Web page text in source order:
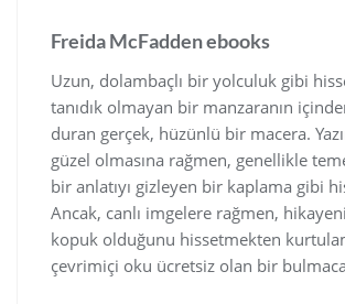
Freida McFadden ebooks
Uzun, dolambaçlı bir yolculuk gibi
tanıdık olmayan bir manzaranın
duran gerçek, hüzünlü bir macera.
güzel olmasına rağmen, genellikle
bir anlatıyı gizleyen bir kaplama gibi
Ancak, canlı imgelere rağmen,
kopuk olduğunu hissetmekten
çevrimiçi oku ücretsiz olan bir